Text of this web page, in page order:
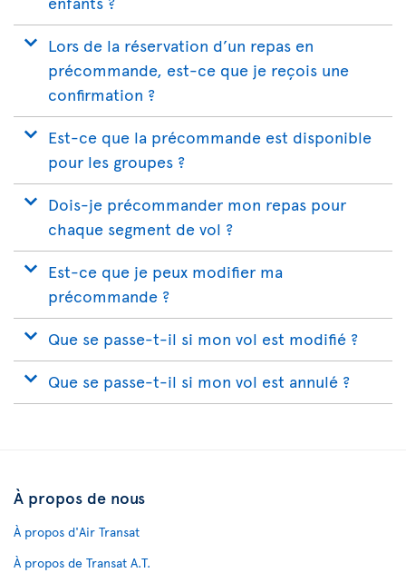
Lors de la réservation d’un repas en
précommande, est-ce que je reçois une
confirmation ?
Est-ce que la précommande est disponible
pour les groupes ?
Dois-je précommander mon repas pour
chaque segment de vol ?
Est-ce que je peux modifier ma
précommande ?
Que se passe-t-il si mon vol est modifié ?
Que se passe-t-il si mon vol est annulé ?
À propos de nous
À propos d'Air Transat
À propos de Transat A.T.